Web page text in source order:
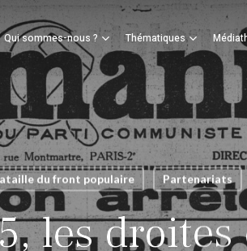
Qui sommes-nous ? Thématiques
du front populaire Partenariats
les